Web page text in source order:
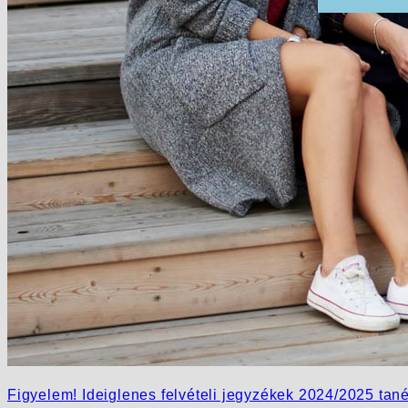
Figyelem! Ideiglenes felvételi jegyzékek 2024/2025